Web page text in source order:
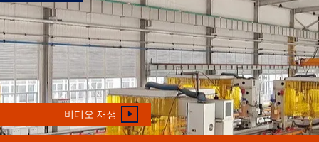
비디오 재생